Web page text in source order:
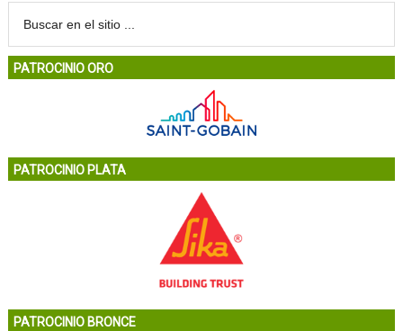
PATROCINIO ORO
PATROCINIO PLATA
PATROCINIO BRONCE